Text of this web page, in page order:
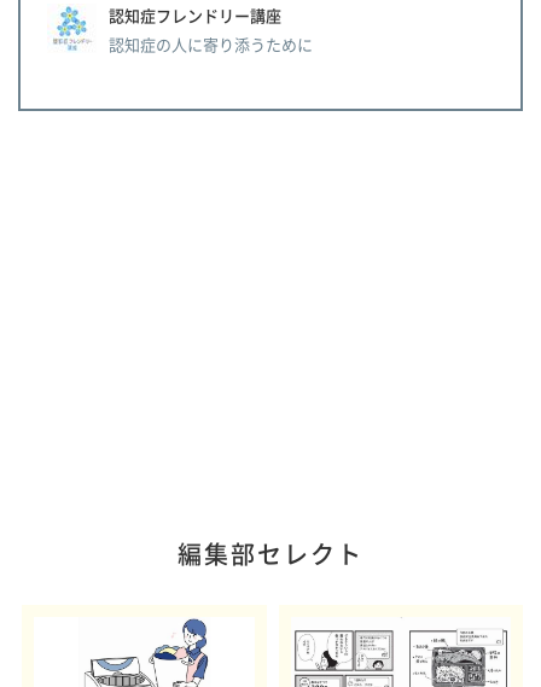
認知症フレンドリー講座
認知症の人に寄り添うために
編集部セレクト